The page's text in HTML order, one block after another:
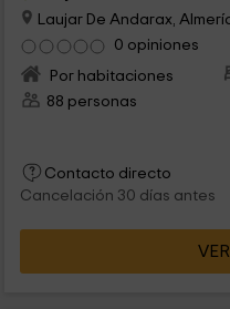
Laujar De Andarax,
0 opiniones
Por habitaciones
88 personas
Contacto directo
Cancelación 30 días antes